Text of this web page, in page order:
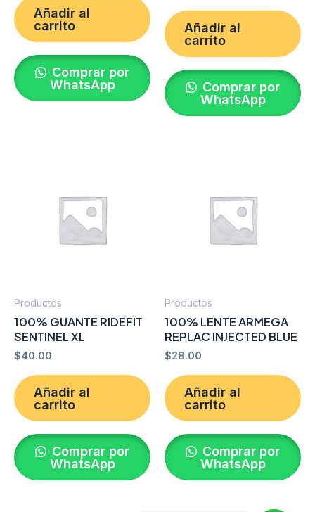
Añadir al
carrito
Comprar por
WhatsApp
Añadir al
carrito
Comprar por
WhatsApp
Productos
100% GUANTE RIDEFIT
SENTINEL XL
$40.00
Añadir al
carrito
Comprar por
WhatsApp
Productos
100% LENTE ARMEGA
REPLAC INJECTED BLUE
$28.00
Añadir al
carrito
Comprar por
WhatsApp